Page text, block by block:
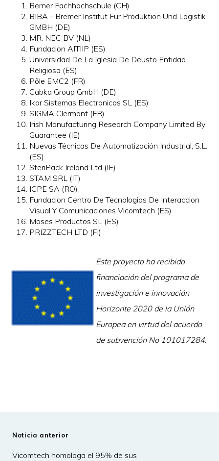
Berner Fachhochschule (CH)
BIBA - Bremer Institut Für Produktion Und Logistik
GMBH (DE)
MR. NEC BV (NL)
Fundacion AITIIP (ES)
Universidad De La Iglesia De Deusto Entidad
Religiosa (ES)
Pôle EMC2 (FR)
Cabka Group GmbH (DE)
Ikor Sistemas Electronicos SL (ES)
SIGMA Clermont (FR)
Irish Manufacturing Research Company Limited By
Guarantee (IE)
Nuevas Técnicas De Automatización Industrial, S.L.
(ES)
SteriPack Ireland Ltd (IE)
STAM SRL (IT)
ICPE SA (RO)
Fundacion Centro De Tecnologias De Interaccion
Visual Y Comunicaciones Vicomtech (ES)
Moses Productos SL (ES)
PRIZZTECH LTD (FI)
Este proyecto ha recibido
financiación del programa de
investigación e innovación
Horizonte 2020 de la Unión
Europea en virtud del acuerdo
de subvención No 101017284.
Noticia anterior
Vicomtech homologa el 95% de sus